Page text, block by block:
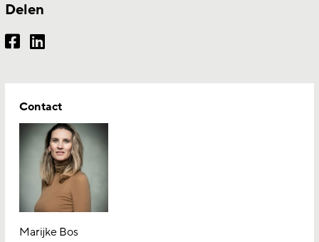
Contact
Marijke Bos
Delen